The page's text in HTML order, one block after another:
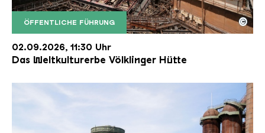
ÖFFENTLICHE FÜHRUNG
Der Erzschrägaufzug der Völklinger Hütte mit
Copyright: Weltkulturerbe Völklinger Hütte | Karl
©
02.09.2026, 11:30 Uhr
Das Weltkulturerbe Völklinger Hütte